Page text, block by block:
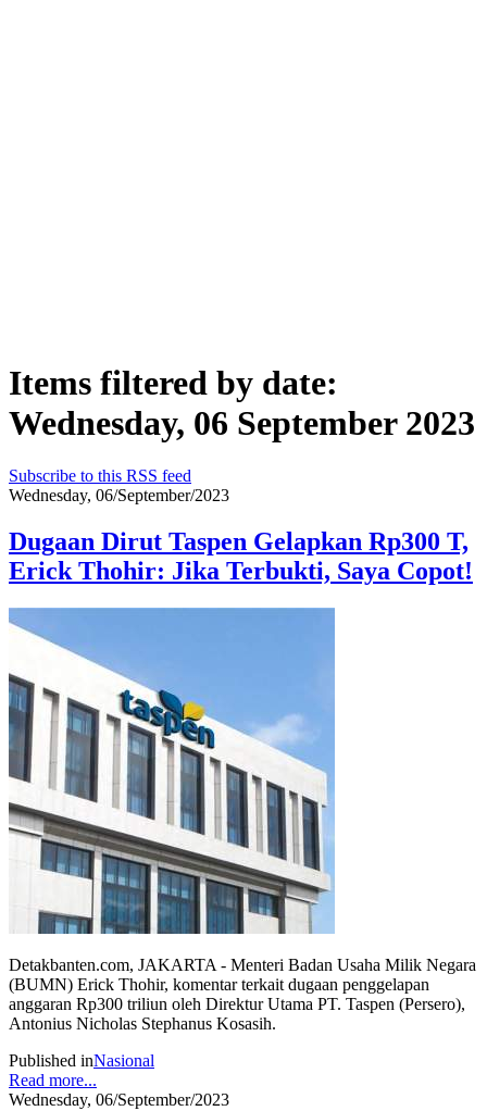
Items filtered by date:
Wednesday, 06 September 2023
Subscribe to this RSS feed
Wednesday, 06/September/2023
Dugaan Dirut Taspen Gelapkan Rp300 T,
Erick Thohir: Jika Terbukti, Saya Copot!
Detakbanten.com, JAKARTA - Menteri Badan Usaha Milik Negara
(BUMN) Erick Thohir, komentar terkait dugaan penggelapan
anggaran Rp300 triliun oleh Direktur Utama PT. Taspen (Persero),
Antonius Nicholas Stephanus Kosasih.
Published inNasional
Read more...
Wednesday, 06/September/2023